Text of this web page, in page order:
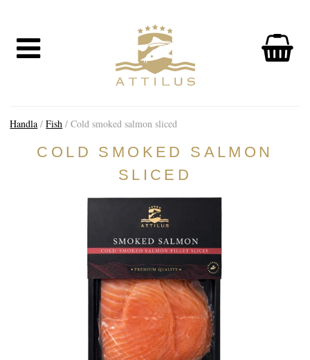
HANDLA
Kaviar
Fisk
OM OSS
The Attilus Way
Vårt fiskeri
Våra produkter
Kvalitetssäkrad
Hållbarhet
NYHETER
UPPTÄCK
Kaviarens historia
Provsmakningsguide
Handla /Fish / Cold smoked salmon sliced
COLD SMOKED SALMON
SLICED